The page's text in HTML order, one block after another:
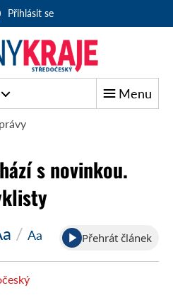
Přihlásit se
Menu
s novinkou.
/ Aa Přehrát článek